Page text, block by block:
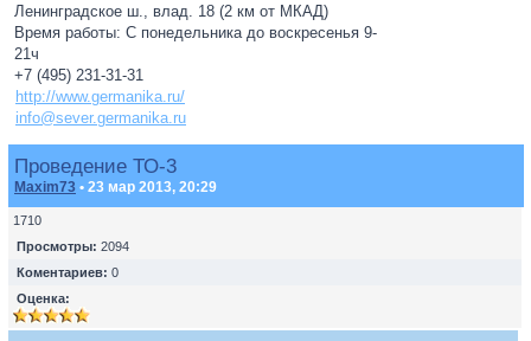
Ленинградское ш., влад. 18 (2 км от МКАД)
Время работы: С понедельника до воскресенья 9-
21ч
+7 (495) 231-31-31
http://www.germanika.ru/
info@sever.germanika.ru
Проведение ТО-3
Maxim73 • 23 мар 2013, 20:29
1710
Просмотры: 2094
Коментариев: 0
Оценка: